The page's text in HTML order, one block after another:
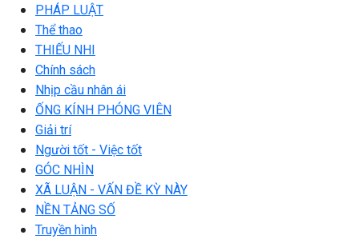
PHÁP LUẬT
Thể thao
THIẾU NHI
Chính sách
Nhịp cầu nhân ái
ỐNG KÍNH PHÓNG VIÊN
Giải trí
Người tốt - Việc tốt
GÓC NHÌN
XÃ LUẬN - VẤN ĐỀ KỲ NÀY
NỀN TẢNG SỐ
Truyền hình